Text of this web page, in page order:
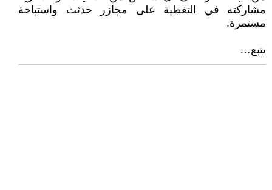
مشاركته في التغطية على مجازر حدثت واستباحة
مستمرة.
يتبع…